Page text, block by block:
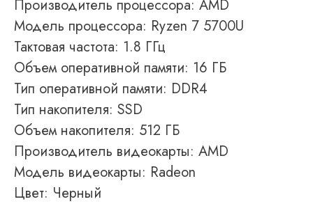
Производитель процессора: AMD
Модель процессора: Ryzen 7 5700U
Тактовая частота: 1.8 ГГц
Объем оперативной памяти: 16 ГБ
Тип оперативной памяти: DDR4
Тип накопителя: SSD
Объем накопителя: 512 ГБ
Производитель видеокарты: AMD
Модель видеокарты: Radeon
Цвет: Черный